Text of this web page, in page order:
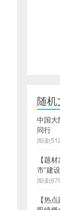
随机
中国
同行
阅读
【题
市”建
阅读
【热